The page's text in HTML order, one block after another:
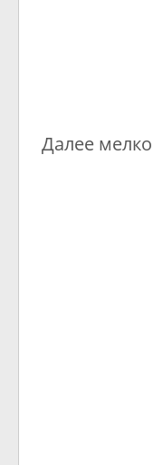
Далее